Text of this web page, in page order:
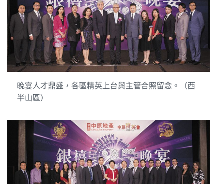
晚宴人才鼎盛，各區精英上台與主管合照留念。（西
半山區）